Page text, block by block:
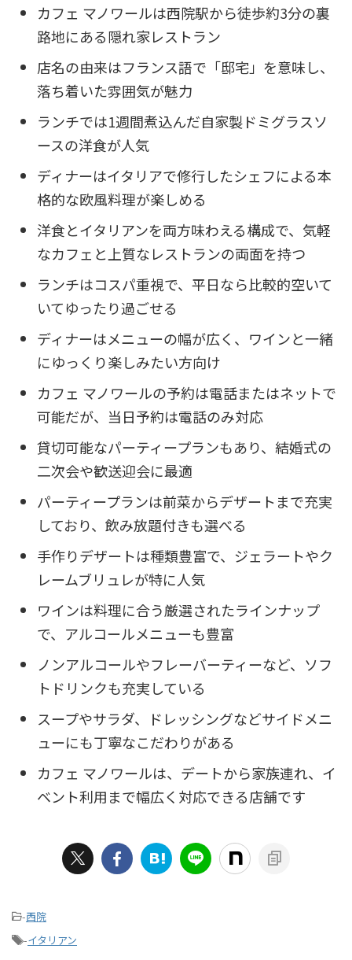
カフェ マノワールは西院駅から徒歩約3分の裏
路地にある隠れ家レストラン
店名の由来はフランス語で「邸宅」を意味し、
落ち着いた雰囲気が魅力
ランチでは1週間煮込んだ自家製ドミグラスソ
ースの洋食が人気
ディナーはイタリアで修行したシェフによる本
格的な欧風料理が楽しめる
洋食とイタリアンを両方味わえる構成で、気軽
なカフェと上質なレストランの両面を持つ
ランチはコスパ重視で、平日なら比較的空いて
いてゆったり過ごせる
ディナーはメニューの幅が広く、ワインと一緒
にゆっくり楽しみたい方向け
カフェ マノワールの予約は電話またはネットで
可能だが、当日予約は電話のみ対応
貸切可能なパーティープランもあり、結婚式の
二次会や歓送迎会に最適
パーティープランは前菜からデザートまで充実
しており、飲み放題付きも選べる
手作りデザートは種類豊富で、ジェラートやク
レームブリュレが特に人気
ワインは料理に合う厳選されたラインナップ
で、アルコールメニューも豊富
ノンアルコールやフレーバーティーなど、ソフ
トドリンクも充実している
スープやサラダ、ドレッシングなどサイドメニ
ューにも丁寧なこだわりがある
カフェ マノワールは、デートから家族連れ、イ
ベント利用まで幅広く対応できる店舗です
-西院
-イタリアン